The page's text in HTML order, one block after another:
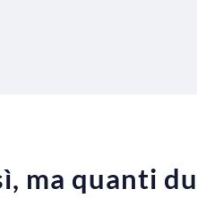
ma quanti